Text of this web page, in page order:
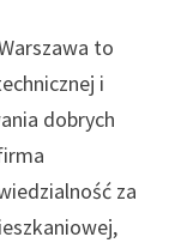
to
i
dobrych
za